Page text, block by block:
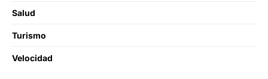
Salud
Turismo
Velocidad